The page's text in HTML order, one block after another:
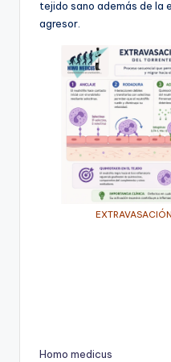
tejido sano además de la
agresor.
Homo medicus